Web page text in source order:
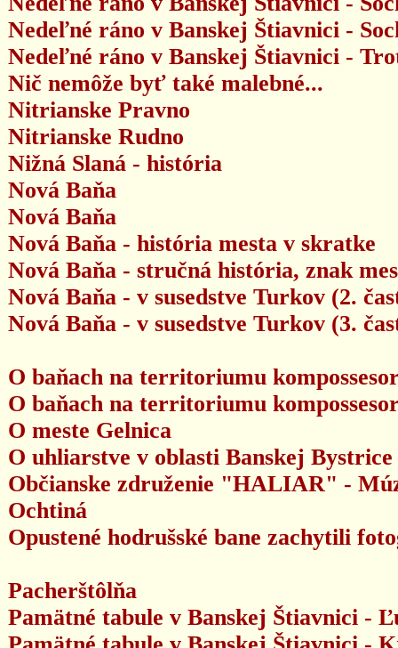
Nedeľné ráno v Banskej Štiavnici -
Nedeľné ráno v Banskej Štiavnici -
Nič nemôže byť také malebné...
Nitrianske Pravno
Nitrianske Rudno
Nižná Slaná - história
Nová Baňa
Nová Baňa
Nová Baňa - história mesta v skratke
Nová Baňa - stručná história, znak
Nová Baňa - v susedstve Turkov (2.
Nová Baňa - v susedstve Turkov (3.
O baňach na territoriumu
O baňach na territoriumu
O meste Gelnica
O uhliarstve v oblasti Banskej Bystrice
Občianske združenie "HALIAR" -
Ochtiná
Opustené hodrušské bane zachytili
Pacherštôlňa
Pamätné tabule v Banskej Štiavnici -